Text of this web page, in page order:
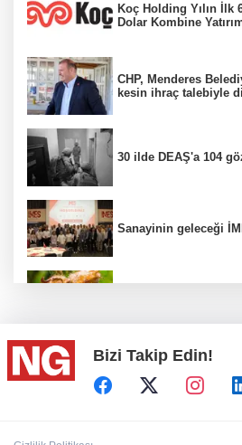
Koç Holding Yılın İlk
Dolar Kombine
CHP, Menderes
kesin ihraç talebiyle
30 ilde DEAŞ'a 104
Sanayinin geleceği
Türkiye, Suudi
savunma anlaşması...
Bizi Takip Edin!